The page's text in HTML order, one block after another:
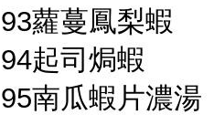
93蘿蔓鳳梨蝦
94起司焗蝦
95南瓜蝦片濃湯